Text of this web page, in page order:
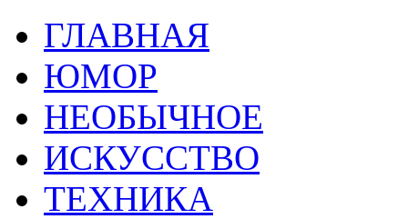
ГЛАВНАЯ
ЮМОР
НЕОБЫЧНОЕ
ИСКУССТВО
ТЕХНИКА